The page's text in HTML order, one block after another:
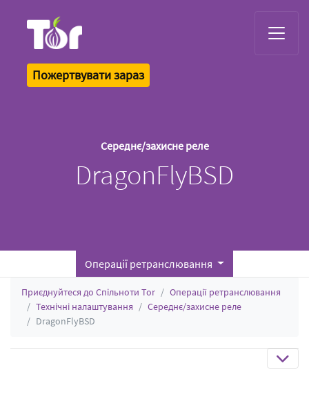
Пожертвувати зараз
Середнє/захисне реле
DragonFlyBSD
Операції ретранслювання
Приєднуйтеся до Спільноти Tor
Операції ретранслювання
Технічні налаштування
Середнє/захисне реле
DragonFlyBSD